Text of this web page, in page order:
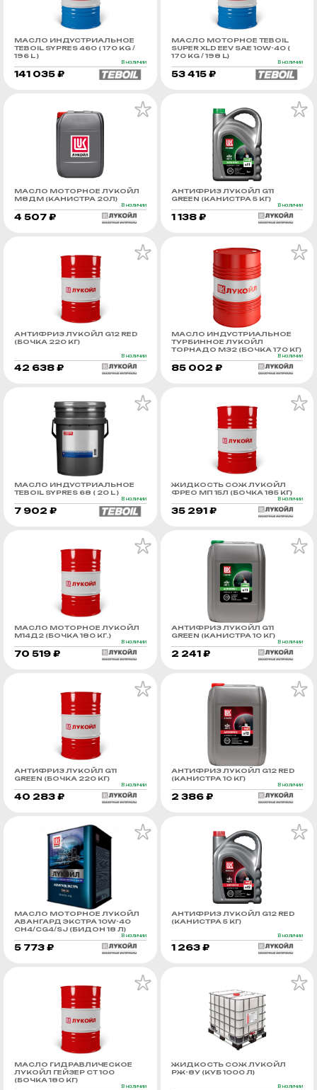
МАСЛО ИНДУСТРИАЛЬНОЕ
TEBOIL SYPRES 460 ( 170 KG /
196 L )
В наличии
141 035 ₽
МАСЛО МОТОРНОЕ TEBOIL
SUPER XLD EEV SAE 10W-40 (
170 KG / 198 L)
В наличии
53 415 ₽
МАСЛО МОТОРНОЕ ЛУКОЙЛ
М8ДМ (КАНИСТРА 20Л)
В наличии
4 507 ₽
АНТИФРИЗ ЛУКОЙЛ G11
GREEN (КАНИСТРА 5 КГ)
В наличии
1 138 ₽
АНТИФРИЗ ЛУКОЙЛ G12 RED
(БОЧКА 220 КГ)
В наличии
42 638 ₽
МАСЛО ИНДУСТРИАЛЬНОЕ
ТУРБИННОЕ ЛУКОЙЛ
ТОРНАДО М32 (БОЧКА 170 КГ)
В наличии
85 002 ₽
МАСЛО ИНДУСТРИАЛЬНОЕ
TEBOIL SYPRES 68 ( 20 L )
В наличии
7 902 ₽
ЖИДКОСТЬ СОЖ ЛУКОЙЛ
ФРЕО МП 15Л (БОЧКА 185 КГ)
В наличии
35 291 ₽
МАСЛО МОТОРНОЕ ЛУКОЙЛ
М14Д2 (БОЧКА 180 КГ.)
В наличии
70 519 ₽
АНТИФРИЗ ЛУКОЙЛ G11
GREEN (КАНИСТРА 10 КГ)
В наличии
2 241 ₽
АНТИФРИЗ ЛУКОЙЛ G11
GREEN (БОЧКА 220 КГ)
В наличии
40 283 ₽
АНТИФРИЗ ЛУКОЙЛ G12 RED
(КАНИСТРА 10 КГ)
В наличии
2 386 ₽
МАСЛО МОТОРНОЕ ЛУКОЙЛ
АВАНГАРД ЭКСТРА 10W-40
CH4/CG4/SJ (БИДОН 18 Л)
В наличии
5 773 ₽
АНТИФРИЗ ЛУКОЙЛ G12 RED
(КАНИСТРА 5 КГ)
В наличии
1 263 ₽
МАСЛО ГИДРАВЛИЧЕСКОЕ
ЛУКОЙЛ ГЕЙЗЕР СТ 100
(БОЧКА 180 КГ)
В наличии
ЖИДКОСТЬ СОЖ ЛУКОЙЛ
РЖ-8У (КУБ 1000 Л)
В наличии